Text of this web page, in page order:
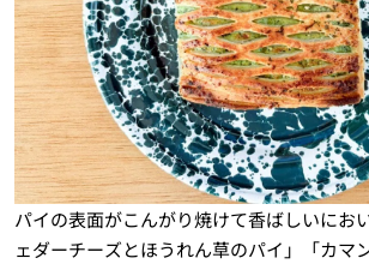
パイの表面がこんがり焼けて香ばしいにお
ェダーチーズとほうれん草のパイ」「カマ